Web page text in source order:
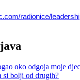
radionice/
oko odgoja moje
si bolji od drugih?